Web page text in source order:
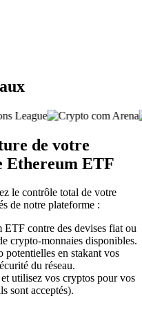
de votre
Ethereum ETF
le contrôle total de votre
de notre plateforme :
contre des devises fiat ou
crypto-monnaies disponibles.
potentielles en stakant vos
du réseau.
utilisez vos cryptos pour vos
sont acceptés).